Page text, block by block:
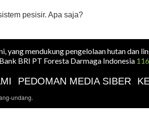
pesisir. Apa saja?
yang mendukung pengelolaan hutan dan
BRI PT Foresta Darmaga Indonesia
PEDOMAN MEDIA SIBER
undang.